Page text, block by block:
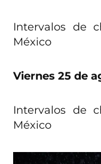
Intervalos de
México
Viernes 25 de
Intervalos de
México